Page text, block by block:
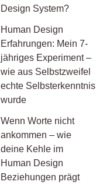
Design System?
Human Design
Erfahrungen: Mein 7-
jähriges Experiment –
wie aus Selbstzweifel
echte Selbsterkenntnis
wurde
Wenn Worte nicht
ankommen – wie
deine Kehle im
Human Design
Beziehungen prägt